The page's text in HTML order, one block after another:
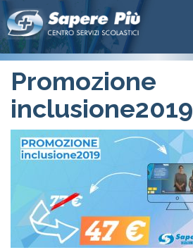
Promozione
inclusione2019